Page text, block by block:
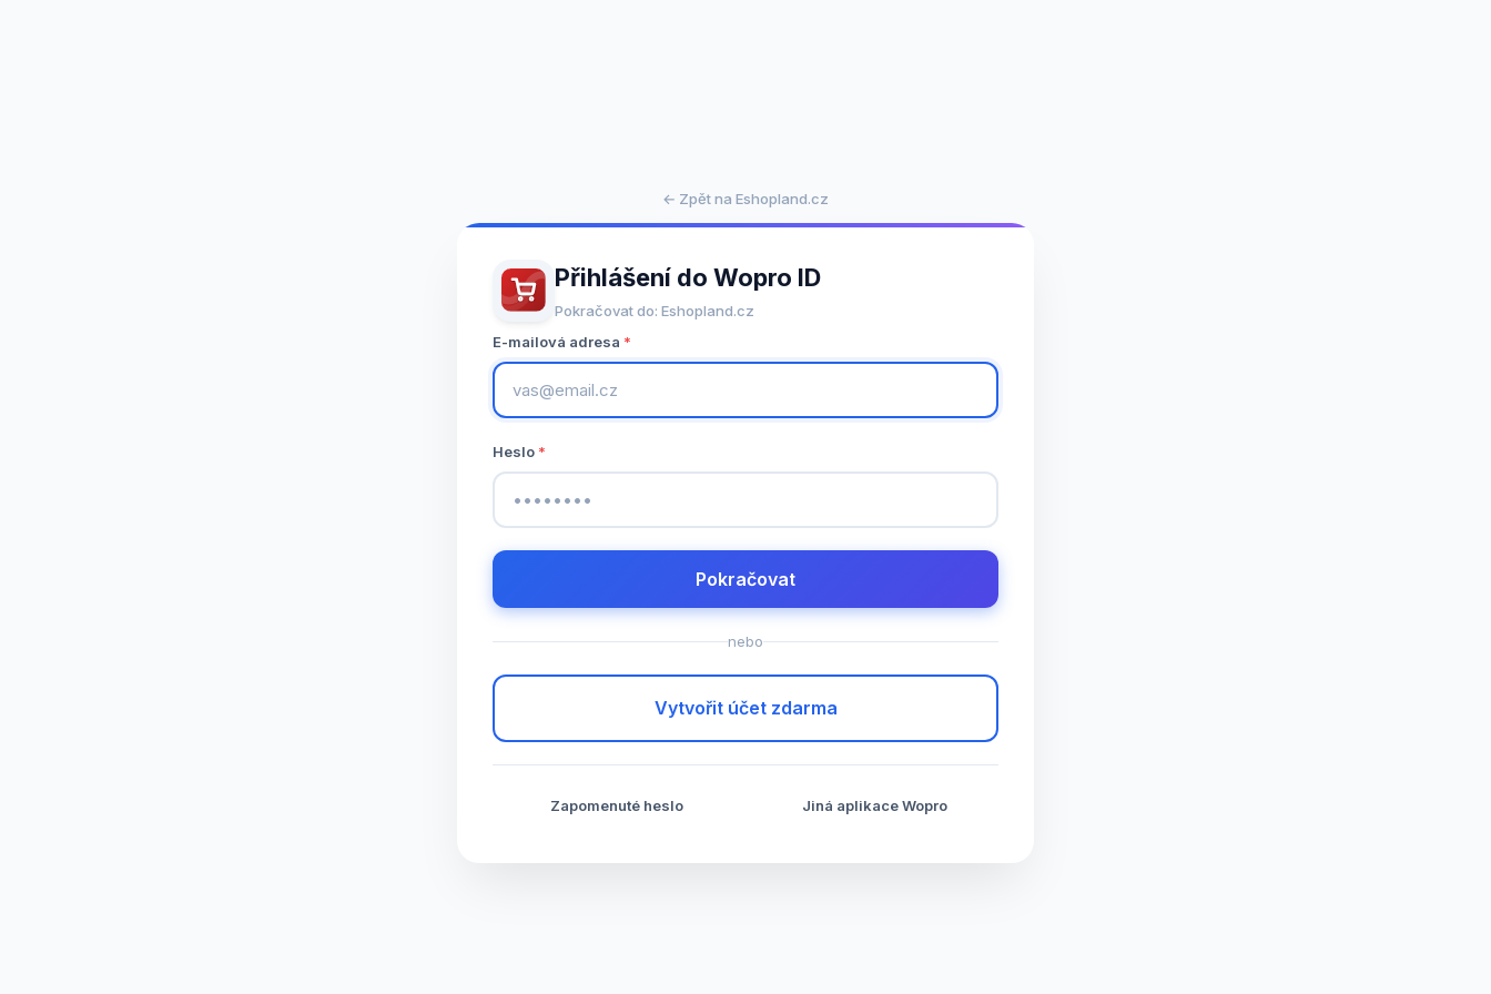
← Zpět na Eshopland.cz
Přihlášení do Wopro ID
Pokračovat do: Eshopland.cz
E-mailová adresa
Heslo
Pokračovat
nebo
Vytvořit účet zdarma
Zapomenuté heslo Jiná aplikace Wopro